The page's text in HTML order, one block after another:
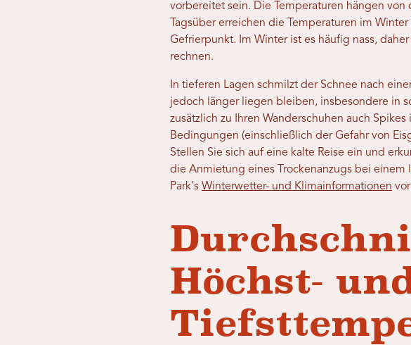
vorbereitet sein. Die Temperaturen hängen
Tagsüber erreichen die Temperaturen im
Gefrierpunkt. Im Winter ist es häufig nass,
rechnen.
In tieferen Lagen schmilzt der Schnee nach
jedoch länger liegen bleiben, insbesondere in
zusätzlich zu Ihren Wanderschuhen auch
Bedingungen (einschließlich der Gefahr von
Stellen Sie sich auf eine kalte Reise ein und
die Anmietung eines Trockenanzugs bei
Park's Winterwetter- und Klimainformationen
Höchst-